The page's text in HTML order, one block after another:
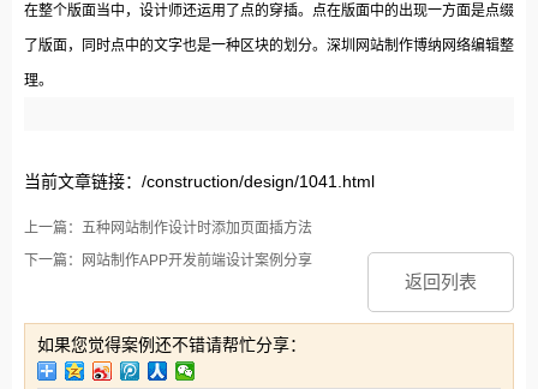
在整个版面当中，设计师还运用了点的穿插。点在版面中的出现一方面是点缀
了版面，同时点中的文字也是一种区块的划分。深圳网站制作博纳网络编辑整
理。
当前文章链接：/construction/design/1041.html
上一篇：五种网站制作设计时添加页面插方法
下一篇：网站制作APP开发前端设计案例分享
返回列表
如果您觉得案例还不错请帮忙分享：